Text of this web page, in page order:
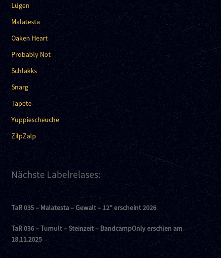
Lügen
Malatesta
Oaken Heart
Probably Not
Schlakks
Snarg
Tapete
Yuppiescheuche
ZilpZalp
Nächste Labelrelases:
TaR 035 – Malatesta – Gewalt – 12″ erscheint 2026
TaR 036 – Tumult – Steinzeit – BandcampOnly erschien am
18.11.2025